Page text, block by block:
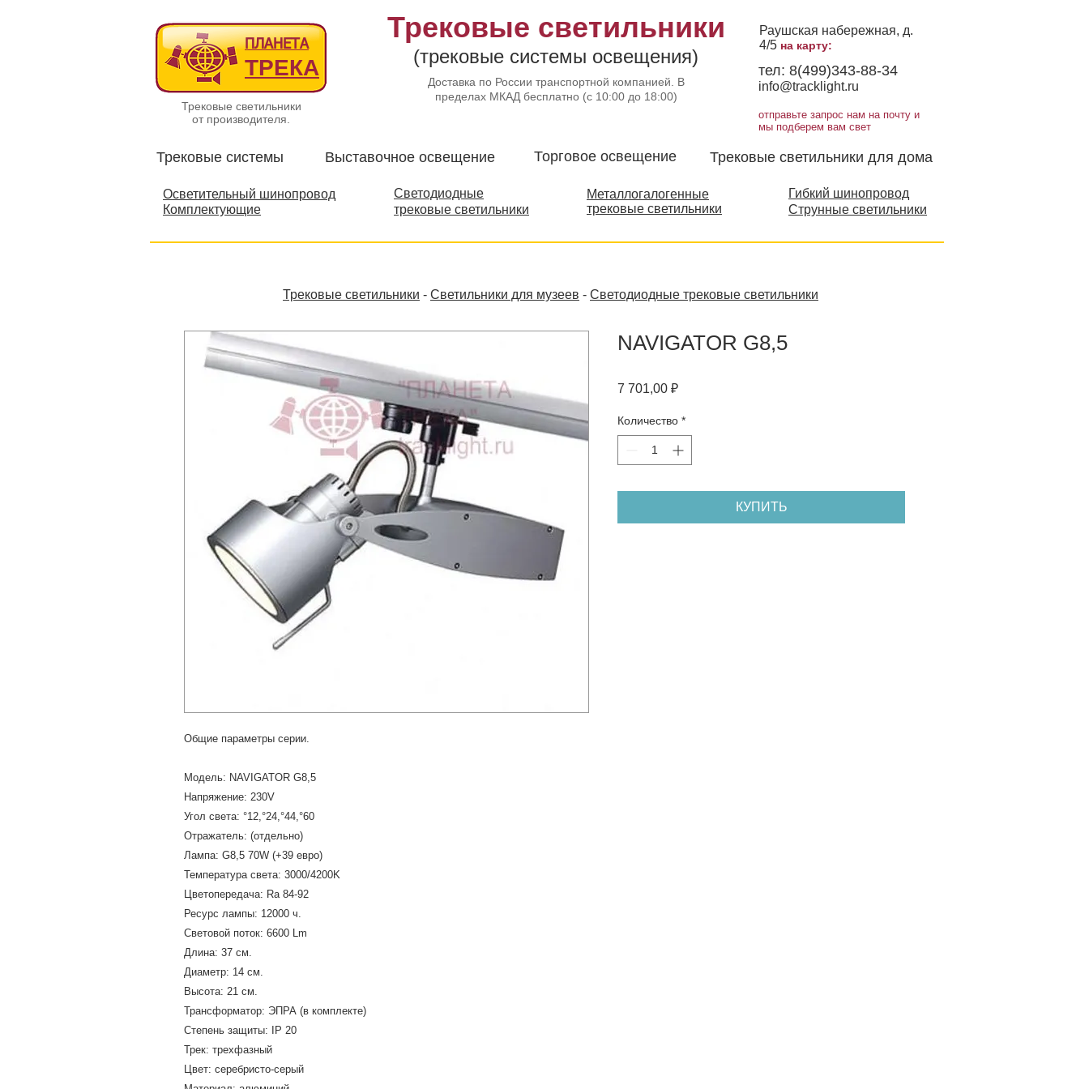
ПЛАНЕТА
ТРЕКА
Трековые светильники
от производителя.
Трековые светильники
(трековые системы освещения)
Доставка по России транспортной компанией. В
пределах МКАД бесплатно (с 10:00 до 18:00)
Раушская набережная, д.
4/5 на карту:
тел: 8(499)343-88-34
info@tracklight.ru
отправьте запрос нам на почту и
мы подберем вам свет
Трековые системы Выставочное освещение Торговое освещение​ Трековые светильники для дома
Осветительный шинопровод
Комплектующие
Светодиодные
трековые светильники
Металлогалогенные
трековые светильники
Гибкий шинопровод
Струнные светильники
Трековые светильники - Светильники для музеев - Светодиодные трековые светильники
Общие параметры серии.
Модель: NAVIGATOR G8,5
Напряжение: 230V
Угол света: °12,°24,°44,°60
Отражатель: (отдельно)
Лампа: G8,5 70W (+39 евро)
Температура света: 3000/4200K
Цветопередача: Ra 84-92
Ресурс лампы: 12000 ч.
Световой поток: 6600 Lm
Длина: 37 cм.
Диаметр: 14 cм.
Высота: 21 см.
Трансформатор: ЭПРА (в комплекте)
Степень защиты: IP 20
Трек: трехфазный
Цвет: серебристо-серый
NAVIGATOR G8,5
7 701,00 ₽Цена
Количество *
КУПИТЬ